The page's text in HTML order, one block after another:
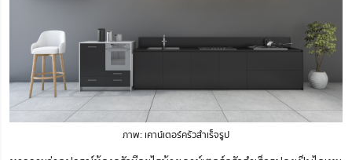
ภาพ: เคาน์เตอร์ครัวสำเร็จรูป